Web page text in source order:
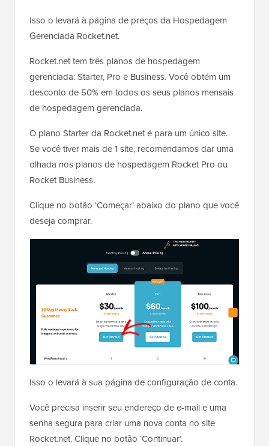
Isso o levará à página de preços da Hospedagem
Gerenciada Rocket.net.
Rocket.net tem três planos de hospedagem
gerenciada: Starter, Pro e Business. Você obtém um
desconto de 50% em todos os seus planos mensais
de hospedagem gerenciada.
O plano Starter da Rocket.net é para um único site.
Se você tiver mais de 1 site, recomendamos dar uma
olhada nos planos de hospedagem Rocket Pro ou
Rocket Business.
Clique no botão ‘Começar’ abaixo do plano que você
deseja comprar.
Isso o levará à sua página de configuração de conta.
Você precisa inserir seu endereço de e-mail e uma
senha segura para criar uma nova conta no site
Rocket.net. Clique no botão ‘Continuar’.